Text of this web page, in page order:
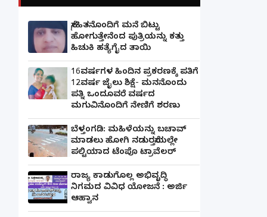
ಸ್ನೇಹಿತನೊಂದಿಗೆ ಮನೆ ಬಿಟ್ಟು
ಹೋಗುತ್ತೇನೆಂದ ಪುತ್ರಿಯನ್ನು ಕತ್ತು
ಹಿಚುಕಿ ಹತ್ಯೆಗೈದ ತಾಯಿ
16ವರ್ಷಗಳ ಹಿಂದಿನ ಪ್ರಕರಣಕ್ಕೆ ಪತಿಗೆ
12ವರ್ಷ ಜೈಲು ಶಿಕ್ಷೆ- ಮನನೊಂದು
ಪತ್ನಿ ಒಂದೂವರೆ ವರ್ಷದ
ಮಗುವಿನೊಂದಿಗೆ ನೇಣಿಗೆ ಶರಣು
ಬೆಳ್ತಂಗಡಿ: ಮಹಿಳೆಯನ್ನು ಬಚಾವ್
ಮಾಡಲು ಹೋಗಿ ನಡುರಸ್ತೆಯಲ್ಲೇ
ಪಲ್ಟಿಯಾದ ಟೆಂಪೊ ಟ್ರಾವೆಲರ್
ರಾಜ್ಯ ಕಾಡುಗೊಲ್ಲ ಅಭಿವೃದ್ಧಿ
ನಿಗಮದ ವಿವಿಧ ಯೋಜನೆ : ಅರ್ಜಿ
ಆಹ್ವಾನ